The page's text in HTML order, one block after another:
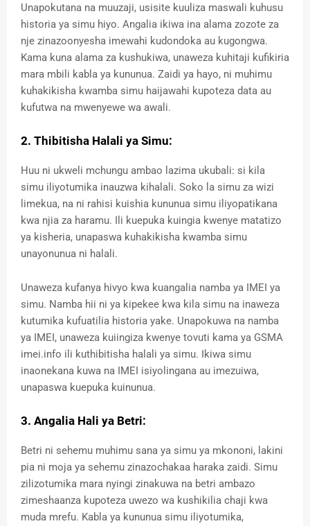
Unapokutana na muuzaji, usisite kuuliza maswali kuhusu
historia ya simu hiyo. Angalia ikiwa ina alama zozote za
nje zinazoonyesha imewahi kudondoka au kugongwa.
Kama kuna alama za kushukiwa, unaweza kuhitaji kufikiria
mara mbili kabla ya kununua. Zaidi ya hayo, ni muhimu
kuhakikisha kwamba simu haijawahi kupoteza data au
kufutwa na mwenyewe wa awali.
2. Thibitisha Halali ya Simu:
Huu ni ukweli mchungu ambao lazima ukubali: si kila
simu iliyotumika inauzwa kihalali. Soko la simu za wizi
limekua, na ni rahisi kuishia kununua simu iliyopatikana
kwa njia za haramu. Ili kuepuka kuingia kwenye matatizo
ya kisheria, unapaswa kuhakikisha kwamba simu
unayonunua ni halali.
Unaweza kufanya hivyo kwa kuangalia namba ya IMEI ya
simu. Namba hii ni ya kipekee kwa kila simu na inaweza
kutumika kufuatilia historia yake. Unapokuwa na namba
ya IMEI, unaweza kuiingiza kwenye tovuti kama ya GSMA
imei.info ili kuthibitisha halali ya simu. Ikiwa simu
inaonekana kuwa na IMEI isiyolingana au imezuiwa,
unapaswa kuepuka kuinunua.
3. Angalia Hali ya Betri:
Betri ni sehemu muhimu sana ya simu ya mkononi, lakini
pia ni moja ya sehemu zinazochakaa haraka zaidi. Simu
zilizotumika mara nyingi zinakuwa na betri ambazo
zimeshaanza kupoteza uwezo wa kushikilia chaji kwa
muda mrefu. Kabla ya kununua simu iliyotumika,